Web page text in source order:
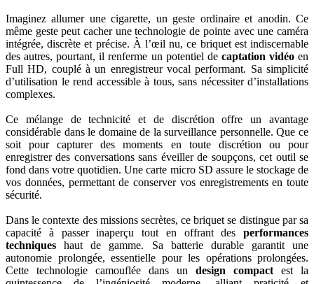
Imaginez allumer une cigarette, un geste ordinaire et anodin. Ce
même geste peut cacher une technologie de pointe avec une caméra
intégrée, discrète et précise. À l’œil nu, ce briquet est indiscernable
des autres, pourtant, il renferme un potentiel de captation vidéoen
Full HD, couplé à un enregistreur vocal performant. Sa simplicité
d’utilisation le rend accessible à tous, sans nécessiter d’installations
complexes.
Ce mélange de technicité et de discrétion offre un avantage
considérable dans le domaine de la surveillance personnelle. Que ce
soit pour capturer des moments en toute discrétion ou pour
enregistrer des conversations sans éveiller de soupçons, cet outil se
fond dans votre quotidien. Une carte micro SD assure le stockage de
vos données, permettant de conserver vos enregistrements en toute
sécurité.
Dans le contexte des missions secrètes, ce briquet se distingue par sa
capacité à passer inaperçu tout en offrant des performances
techniques haut de gamme. Sa batterie durable garantit une
autonomie prolongée, essentielle pour les opérations prolongées.
Cette technologie camouflée dans un design compact est la